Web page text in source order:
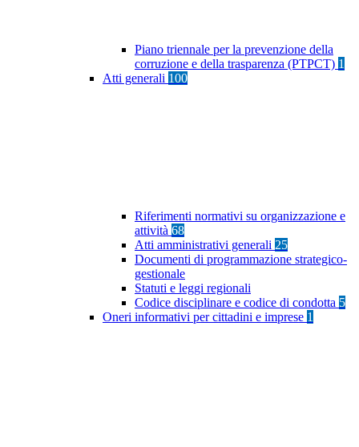
Piano triennale per la prevenzione della
corruzione e della trasparenza (PTPCT) 1
Atti generali 100
Riferimenti normativi su organizzazione e
attività 68
Atti amministrativi generali 25
Documenti di programmazione strategico-
gestionale
Statuti e leggi regionali
Codice disciplinare e codice di condotta 5
Oneri informativi per cittadini e imprese 1